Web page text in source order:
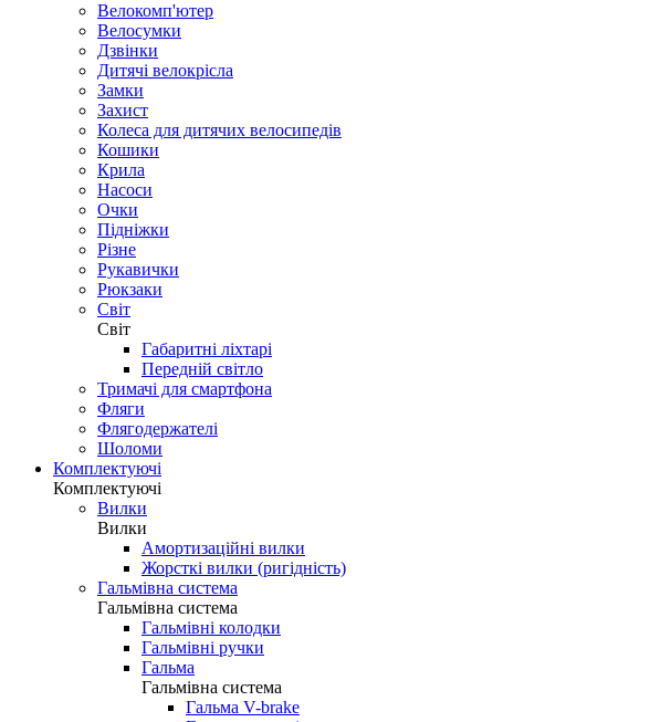
Велокомп'ютер
Велосумки
Дзвінки
Дитячі велокрісла
Замки
Захист
Колеса для дитячих велосипедів
Кошики
Крила
Насоси
Очки
Підніжки
Різне
Рукавички
Рюкзаки
Світ
Світ
Габаритні ліхтарі
Передній світло
Тримачі для смартфона
Фляги
Флягодержателі
Шоломи
Комплектуючі
Комплектуючі
Вилки
Вилки
Амортизаційні вилки
Жорсткі вилки (ригідність)
Гальмівна система
Гальмівна система
Гальмівні колодки
Гальмівні ручки
Гальма
Гальмівна система
Гальма V-brake